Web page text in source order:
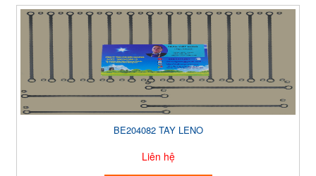
BE204082 TAY LENO
Liên hệ